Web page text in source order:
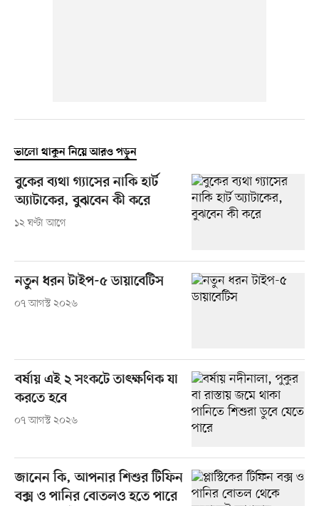
ভালো থাকুন নিয়ে আরও পড়ুন
বুকের ব্যথা গ্যাসের নাকি হার্ট
অ্যাটাকের, বুঝবেন কী করে
১২ ঘণ্টা আগে
নতুন ধরন টাইপ-৫ ডায়াবেটিস
০৭ আগস্ট ২০২৬
বর্ষায় এই ২ সংকটে তাৎক্ষণিক যা
করতে হবে
০৭ আগস্ট ২০২৬
জানেন কি, আপনার শিশুর টিফিন
বক্স ও পানির বোতলও হতে পারে